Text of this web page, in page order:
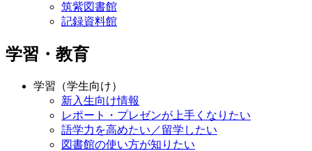
筑紫図書館
記録資料館
学習・教育
学習（学生向け）
新入生向け情報
レポート・プレゼンが上手くなりたい
語学力を高めたい／留学したい
図書館の使い方が知りたい